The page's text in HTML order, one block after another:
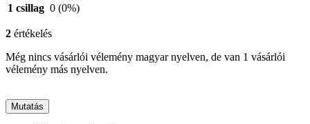
1 csillag 0 (0%)
2 értékelés
Még nincs vásárlói vélemény magyar nyelven, de van 1 vásárlói
vélemény más nyelven.
Mutatás